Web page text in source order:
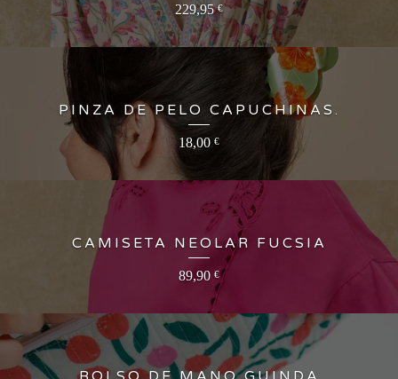
229,95€
PINZA DE PELO CAPUCHINAS.
18,00 €
CAMISETA NEOLAR FUCSIA
89,90 €